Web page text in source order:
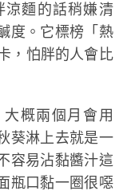
涼麵的話稍嫌清
度。它標榜「熱
，怕胖的人會比
概兩個月會用
葵淋上去就是一
容易沾黏醬汁這
瓶口黏一圈很噁